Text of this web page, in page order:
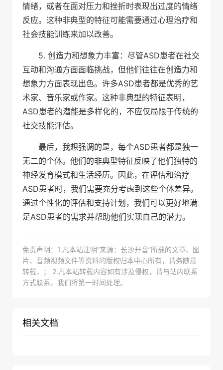
情绪，或者在面对压力和挫折时表现出过度的情绪
反应。这种非典型的特征可能需要通过心理治疗和
社会技能训练来加以改善。
5. 创造力和想象力丰富：尽管ASD患者在社交
互动和沟通方面面临挑战，但他们往往在创造力和
想象力方面表现出色。许多ASD患者都是优秀的艺
术家、音乐家或作家。这种非典型的特征表明，
ASD患者的潜能是多样化的，不应仅局限于传统的
社交技能评估。
最后，我想强调的是，每个ASD患者都是独一
无二的个体。他们的非典型特征反映了他们独特的
神经发育模式和生活经历。因此，在评估和治疗
ASD患者时，我们需要充分考虑到这些个体差异。
通过个性化的评估和支持计划，我们可以更好地满
足ASD患者的需求并帮助他们实现自己的潜力。
免责声明：1.凡本站注明“来源：长沙开音”所载的文章、图
片、音频视频文件等资料的版权归本中心所有，请务随意
转载，； 2.凡本站转载内容如有涉及侵权，请与站内联系
方式联系，我们将第一时间处理。
相关文档